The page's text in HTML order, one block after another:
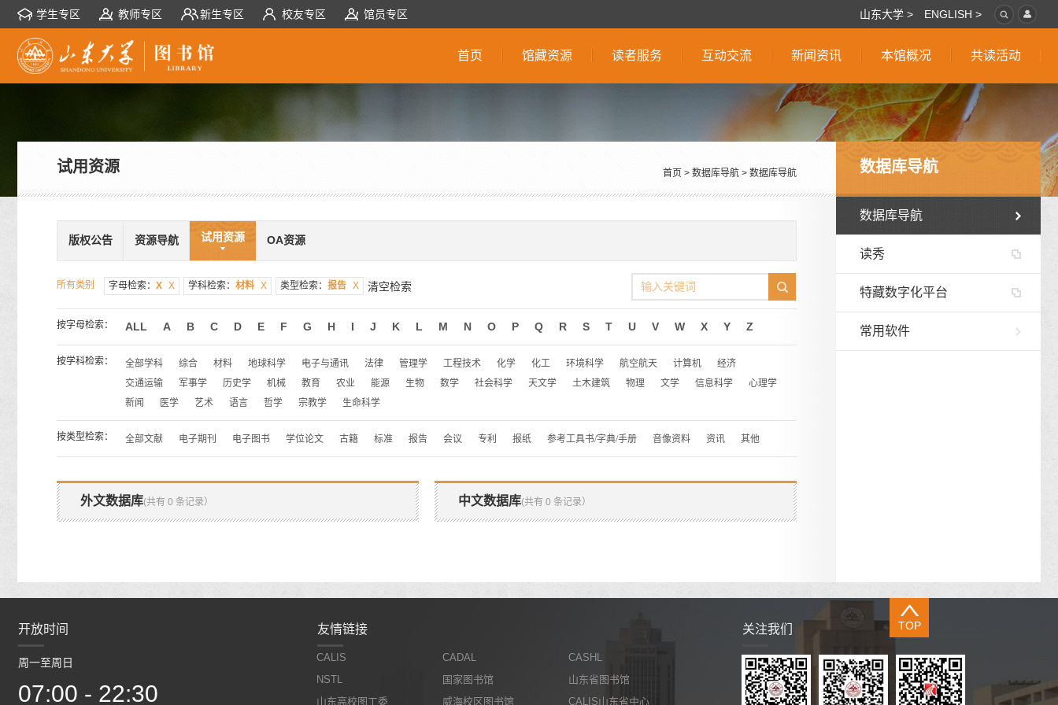
学生专区 教师专区 新生专区 校友专区 馆员专区 山东大学 > ENGLISH >
首页 馆藏资源 读者服务 互动交流 新闻资讯 本馆概况 共读活动
数据库导航
数据库导航
读秀
特藏数字化平台
常用软件
试用资源 首页 > 数据库导航 > 数据库导航
版权公告 资源导航 试用资源 OA资源
所有类别 字母检索： X X 学科检索： 材料 X 类型检索： 报告 X 清空检索
按字母检索： ALL A B C D E F G H I J K L M N O P Q R S T U V W X Y Z
按学科检索： 全部学科 综合 材料 地球科学 电子与通讯 法律 管理学 工程技术 化学 化工 环境科学 航空航天 计算机
经济
交通运输
军事学 历史学 机械 教育 农业 能源 生物 数学 社会科学 天文学 土木建筑 物理 文学 信息科学
心理学
新闻
医学 艺术 语言 哲学 宗教学 生命科学
按类型检索： 全部文献 电子期刊 电子图书 学位论文 古籍 标准 报告 会议 专利 报纸 参考工具书/字典/手册 音像资料 资讯 其他
外文数据库(共有 0 条记录） 中文数据库(共有 0 条记录）
TOP
开放时间
周一至周日
07:00 - 22:30 07:00 - 22:30
友情链接
CALIS CADAL
CASHL
NSTL
国家图书馆
山东省图书馆
山东高校图工委
威海校区图书馆 CALIS山东省中心
关注我们